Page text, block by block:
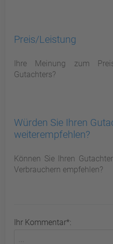
Preis/Leistung
Ihre Meinung zum
Gutachters?
Würden Sie Ihren
weiterempfehlen?
Können Sie Ihren
Verbrauchern empfehlen?
Ihr Kommentar*: